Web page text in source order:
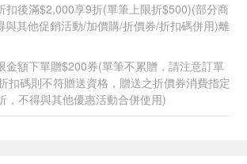
扣後滿$2,000享9折(單筆上限折$500)(部分商
與其他促銷活動/加價購/折價券/折扣碼併用)離
金額下單贈$200券(單筆不累贈，請注意訂單
扣碼則不符贈送資格，贈送之折價券消費指定
，不得與其他優惠活動合併使用)